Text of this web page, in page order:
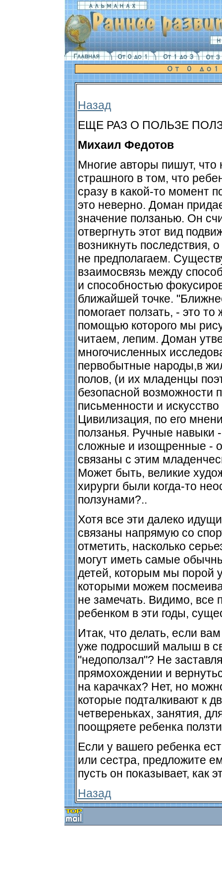
Назад
ЕЩЕ РАЗ О ПОЛЬЗЕ
Михаил Федотов
Многие авторы пишут, что
страшного в том, что
сразу в какой-то момент
это неверно. Доман
значение ползанью. Он
отвергнуть этот вид
возникнуть последствия,
не предполагаем.
взаимосвязь между
и способностью
ближайшей точке.
помогает ползать, - это то
помощью которого мы
читаем, лепим. Доман
многочисленных
первобытные народы,в
полов, (и их младенцы
безопасной возможности
письменности и
Цивилизация, по его
ползанья. Ручные навыки
сложные и изощренные -
связаны с этим
Может быть, великие
хирурги были когда-то
ползунами?..
Хотя все эти далеко
связаны напрямую со
отметить, насколько
могут иметь самые
детей, которым мы порой
которыми можем
не замечать. Видимо, все
ребенком в эти годы,
Итак, что делать, если
уже подросший малыш в
"недоползал"? Не
прямохождении и
на карачках? Нет, но
которые подталкивают к
четвереньках, занятия,
поощряете ребенка
Если у вашего ребенка
или сестра, предложите
пусть он показывает, как
Назад